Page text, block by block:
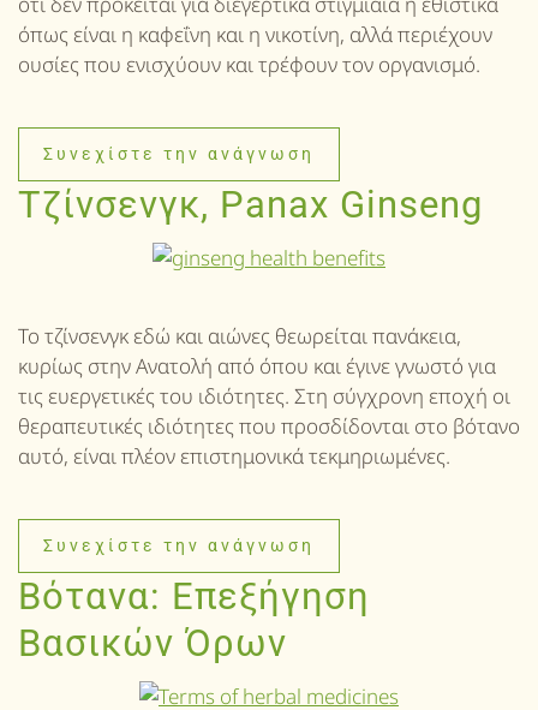
όπως είναι η καφεΐνη και η νικοτίνη, αλλά περιέχουν
ουσίες που ενισχύουν και τρέφουν τον οργανισμό.
Συνεχίστε την ανάγνωση
Τζίνσενγκ, Panax Ginseng
Το τζίνσενγκ εδώ και αιώνες θεωρείται πανάκεια,
κυρίως στην Ανατολή από όπου και έγινε γνωστό για
τις ευεργετικές του ιδιότητες. Στη σύγχρονη εποχή οι
θεραπευτικές ιδιότητες που προσδίδονται στο βότανο
αυτό, είναι πλέον επιστημονικά τεκμηριωμένες.
Συνεχίστε την ανάγνωση
Βότανα: Επεξήγηση
Βασικών Όρων